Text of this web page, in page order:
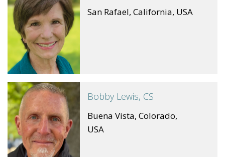
San Rafael, California, USA
Bobby Lewis, CS
Buena Vista, Colorado,
USA